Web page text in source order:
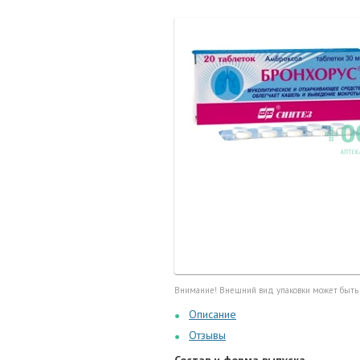
Мед.
Очки
Перчатки,
Тесты,
Шприцы,
Внимание! Внешний вид упаковки может
Описание
Отзывы